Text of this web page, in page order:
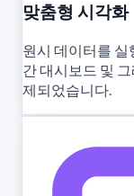
맞춤형 시각화
원시 데이터를
간 대시보드 및
제되었습니다.